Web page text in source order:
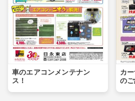
車のエアコンメンテナン
ス！
カ
のご